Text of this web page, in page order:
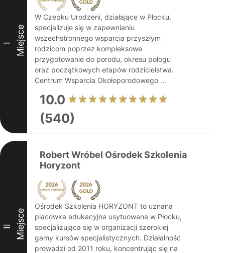
I Miejsce
W Czepku Urodzeni, działające w Płocku,
specjalizuje się w zapewnianiu
wszechstronnego wsparcia przyszłym
rodzicom poprzez kompleksowe
przygotowanie do porodu, okresu połogu
oraz początkowych etapów rodzicielstwa.
Centrum Wsparcia Okołoporodowego ...
10.0
(540)
II Miejsce
Robert Wróbel Ośrodek Szkolenia
Horyzont
Ośrodek Szkolenia HORYZONT to uznana
placówka edukacyjna usytuowana w Płocku,
specjalizująca się w organizacji szerokiej
gamy kursów specjalistycznych. Działalność
prowadzi od 2011 roku, koncentrując się na